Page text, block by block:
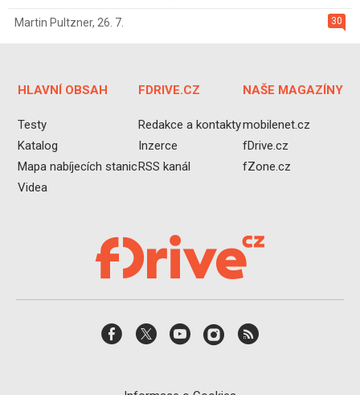
30
Martin Pultzner, 26. 7.
HLAVNÍ OBSAH
Testy
Katalog
Mapa nabíjecích stanic
Videa
FDRIVE.CZ
Redakce a kontakty
Inzerce
RSS kanál
NAŠE MAGAZÍNY
mobilenet.cz
fDrive.cz
fZone.cz